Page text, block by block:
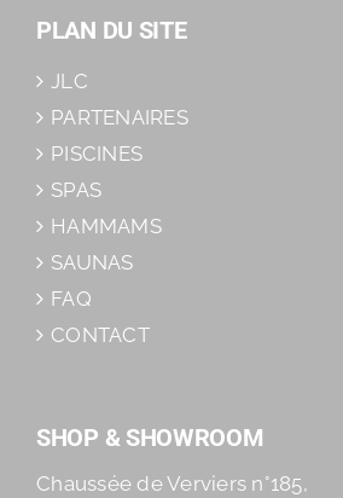
PLAN DU SITE
JLC
PARTENAIRES
PISCINES
SPAS
HAMMAMS
SAUNAS
FAQ
CONTACT
SHOP & SHOWROOM
Chaussée de Verviers n°185,